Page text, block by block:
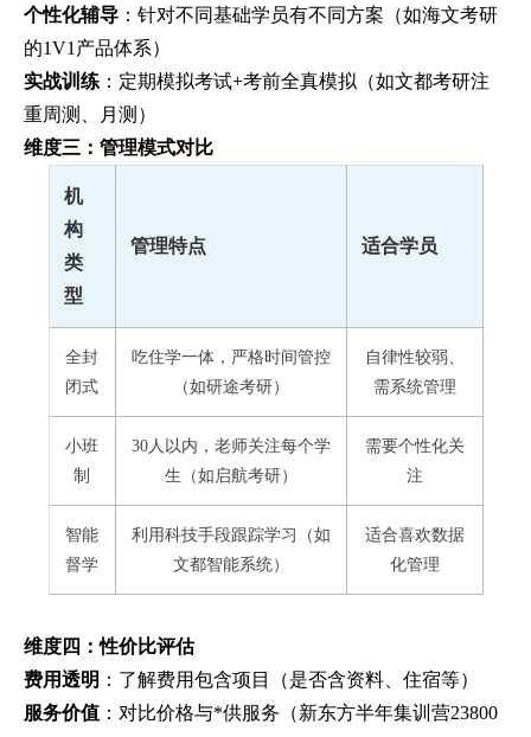
个性化辅导 ：针对不同基础学员有不同方案（如海文考研
的1V1产品体系）
实战训练 ：定期模拟考试+考前全真模拟（如文都考研注
重周测、月测）
维度三：管理模式对比
机
构
类
型
管理特点 适合学员
全封
闭式
吃住学一体，严格时间管控
（如研途考研）
自律性较弱、
需系统管理
小班
制
30人以内，老师关注每个学
生（如启航考研）
需要个性化关
注
智能
督学
利用科技手段跟踪学习（如
文都智能系统）
适合喜欢数据
化管理
维度四：性价比评估
费用透明 ：了解费用包含项目（是否含资料、住宿等）
服务价值 ：对比价格与*供服务（新东方半年集训营23800